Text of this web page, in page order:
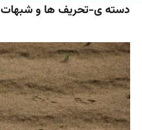
دسته ی-تحریف ها و شبهات